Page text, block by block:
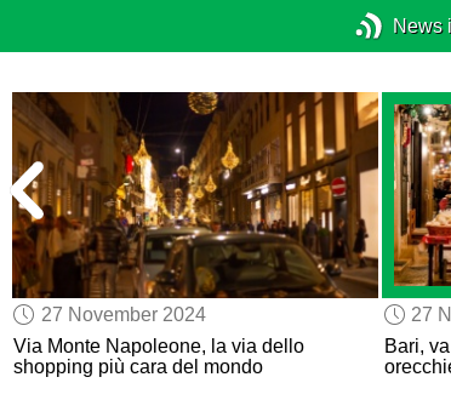
News
27 November 2024
Via Monte Napoleone, la via dello
shopping più cara del mondo
27
Bari,